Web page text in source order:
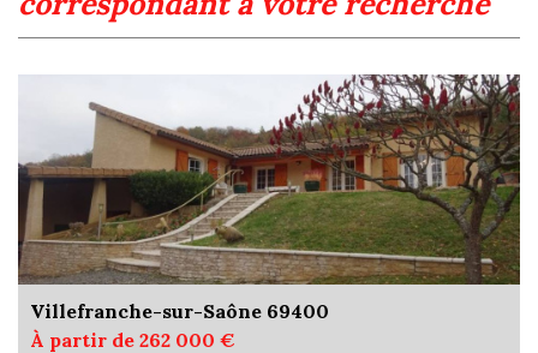
Villefranche-sur-Saône 69400
À partir de 262 000 €